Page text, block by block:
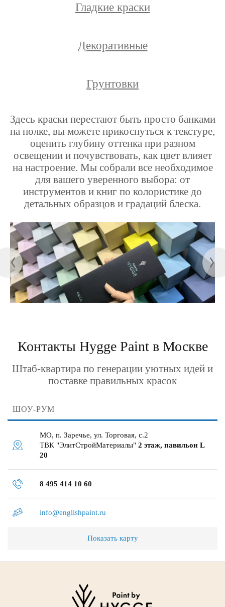
Гладкие краски
Декоративные
Грунтовки
Здесь краски перестают быть просто банками
на полке, вы можете прикоснуться к текстуре,
оценить глубину оттенка при разном
освещении и почувствовать, как цвет влияет
на настроение. Мы собрали все необходимое
для вашего уверенного выбора: от
инструментов и книг по колористике до
детальных образцов и градаций блеска.
Контакты Hygge Paint в Москве
Штаб-квартира по генерации уютных идей и
поставке правильных красок
ШОУ-РУМ
МО, п. Заречье, ул. Торговая, с.2
ТВК "ЭлитСтройМатериалы" 2 этаж, павильон L
20
8 495 414 10 60
info@englishpaint.ru
Показать карту